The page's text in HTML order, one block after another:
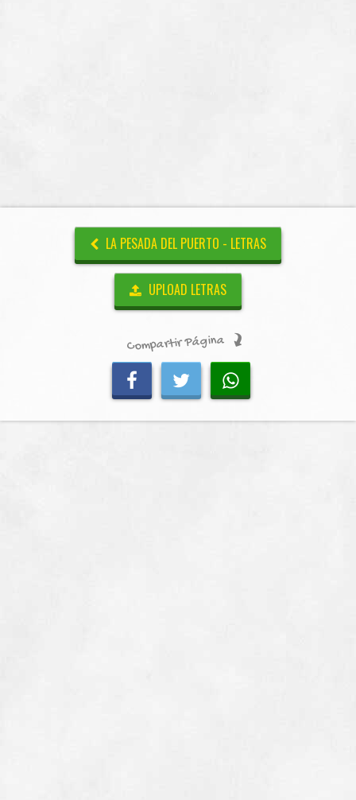
LA PESADA DEL PUERTO - LETRAS
UPLOAD LETRAS
Compartir Página